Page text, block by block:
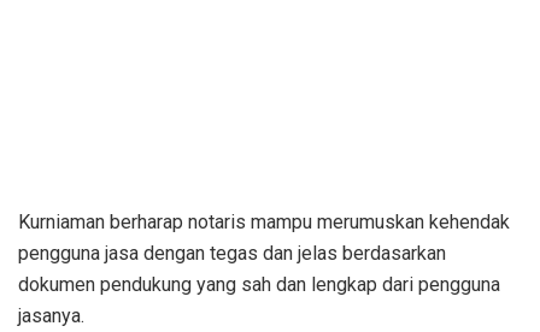
Kurniaman berharap notaris mampu merumuskan kehendak
pengguna jasa dengan tegas dan jelas berdasarkan
dokumen pendukung yang sah dan lengkap dari pengguna
jasanya.